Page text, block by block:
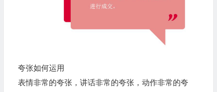
夸张如何运用
表情非常的夸张，讲话非常的夸张，动作非常的夸